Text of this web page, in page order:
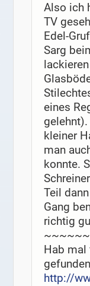
Also ich
TV
Edel-
Sarg
eines
kleiner
man
konnte.
Teil
Gang
richtig
Hab mal
gefunden
http://